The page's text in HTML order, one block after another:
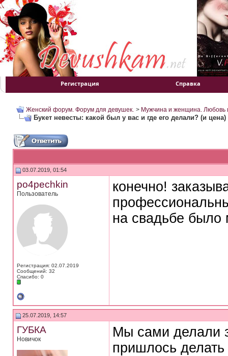
Регистрация Справка
Женский форум. Форум для девушек. > Мужчина и женщина. Любовь
Букет невесты: какой был у вас и где его делали? (и цена)
03.07.2019, 01:54
po4pechkin
Пользователь
Регистрация: 02.07.2019
Сообщений: 32
Спасибо: 0
конечно!
на свадьбе было
25.07.2019, 14:57
ГУБКА
Новичок
Мы сами делали
пришлось